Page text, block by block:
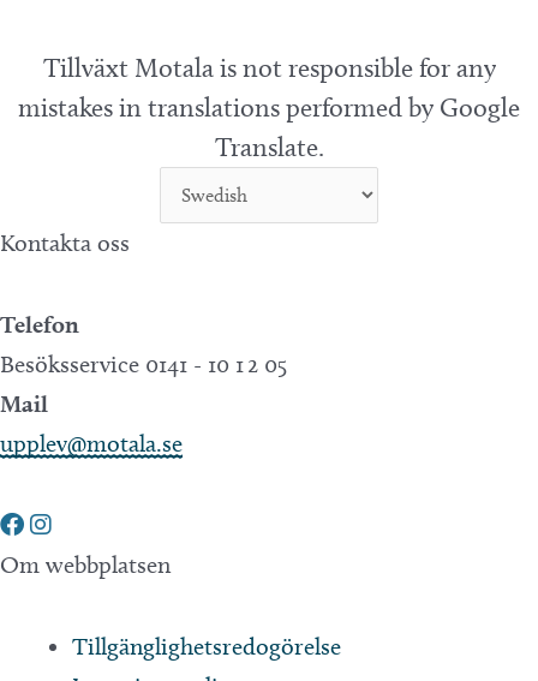
Tillväxt Motala is not responsible for any
mistakes in translations performed by Google
Translate.
Kontakta oss
Telefon
Besöksservice 0141 - 10 1 2 05
Mail
upplev@motala.se
Om webbplatsen
Tillgänglighetsredogörelse